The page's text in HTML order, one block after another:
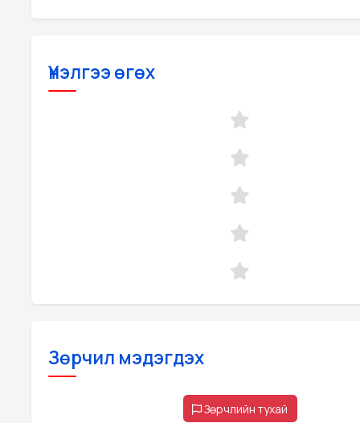
Үнэлгээ өгөх
Зөрчил мэдэгдэх
Зөрчлийн тухай